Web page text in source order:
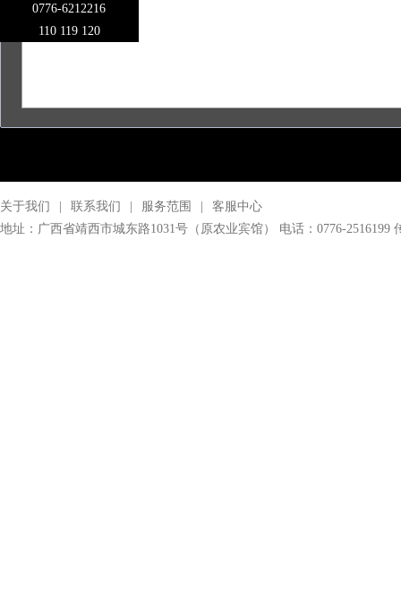
0776-6212216
110 119 120
关于我们 联系我们 服务范围
客服中心
地址：广西省靖西市城东路1031号（原农业宾馆） 电话：0776-2516199